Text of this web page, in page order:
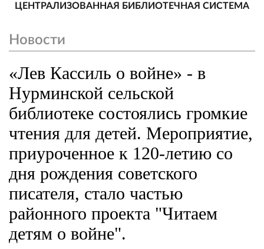
ЦЕНТРАЛИЗОВАННАЯ БИБЛИОТЕЧНАЯ СИСТЕМА
Новости
«Лев Кассиль о войне» - в
Нурминской сельской
библиотеке состоялись громкие
чтения для детей. Мероприятие,
приуроченное к 120-летию со
дня рождения советского
писателя, стало частью
районного проекта "Читаем
детям о войне".